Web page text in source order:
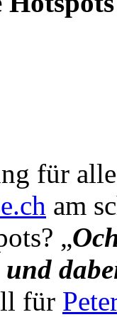
für
am
„
für